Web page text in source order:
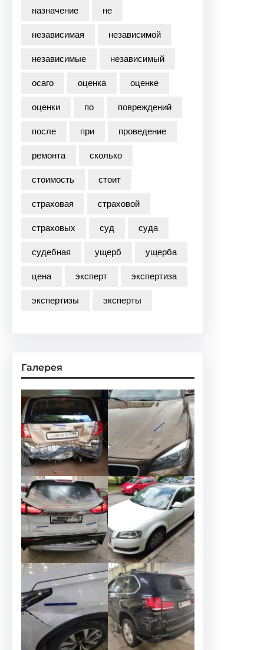
назначение
не
независимая
независимой
независимые
независимый
осаго
оценка
оценке
оценки
по
повреждений
после
при
проведение
ремонта
сколько
стоимость
стоит
страховая
страховой
страховых
суд
суда
судебная
ущерб
ущерба
цена
эксперт
экспертиза
экспертизы
эксперты
Галерея